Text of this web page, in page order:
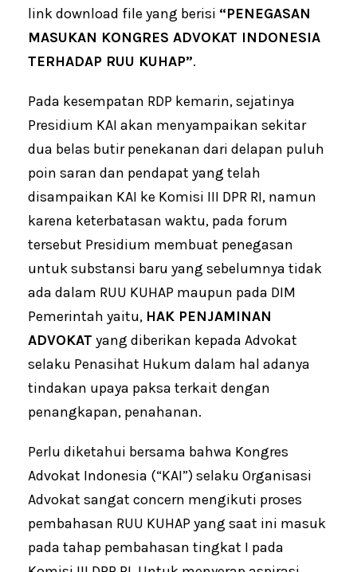
link download file yang berisi “PENEGASAN
MASUKAN KONGRES ADVOKAT INDONESIA
TERHADAP RUU KUHAP”.
Pada kesempatan RDP kemarin, sejatinya
Presidium KAI akan menyampaikan sekitar
dua belas butir penekanan dari delapan puluh
poin saran dan pendapat yang telah
disampaikan KAI ke Komisi III DPR RI, namun
karena keterbatasan waktu, pada forum
tersebut Presidium membuat penegasan
untuk substansi baru yang sebelumnya tidak
ada dalam RUU KUHAP maupun pada DIM
Pemerintah yaitu, HAK PENJAMINAN
ADVOKAT yang diberikan kepada Advokat
selaku Penasihat Hukum dalam hal adanya
tindakan upaya paksa terkait dengan
penangkapan, penahanan.
Perlu diketahui bersama bahwa Kongres
Advokat Indonesia (“KAI”) selaku Organisasi
Advokat sangat concern mengikuti proses
pembahasan RUU KUHAP yang saat ini masuk
pada tahap pembahasan tingkat I pada